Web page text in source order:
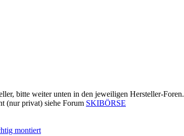
bitte weiter unten in den jeweiligen Hersteller-Foren.
(nur privat) siehe Forum SKIBÖRSE
montiert